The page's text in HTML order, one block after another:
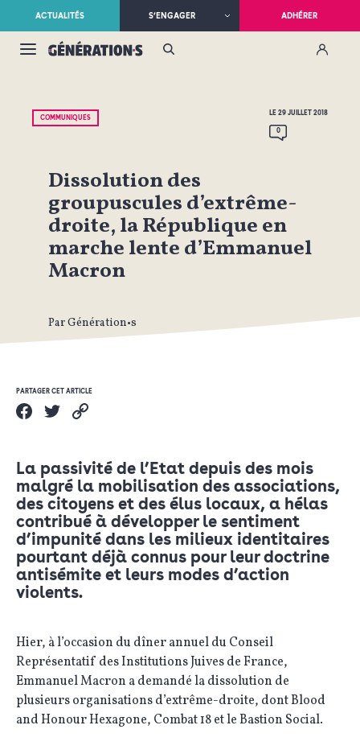
ACTUALITÉS S’ENGAGER ADHÉRER
COMMUNIQUÉS
LE 29 JUILLET 2018
0
Dissolution des
groupuscules d’extrême-
droite, la République en
marche lente d’Emmanuel
Macron
Par Génération•s
PARTAGER CET ARTICLE
La passivité de l’Etat depuis des mois
malgré la mobilisation des associations,
des citoyens et des élus locaux, a hélas
contribué à développer le sentiment
d’impunité dans les milieux identitaires
pourtant déjà connus pour leur doctrine
antisémite et leurs modes d’action
violents.
Hier, à l’occasion du dîner annuel du Conseil
Représentatif des Institutions Juives de France,
Emmanuel Macron a demandé la dissolution de
plusieurs organisations d’extrême-droite, dont Blood
and Honour Hexagone, Combat 18 et le Bastion Social.